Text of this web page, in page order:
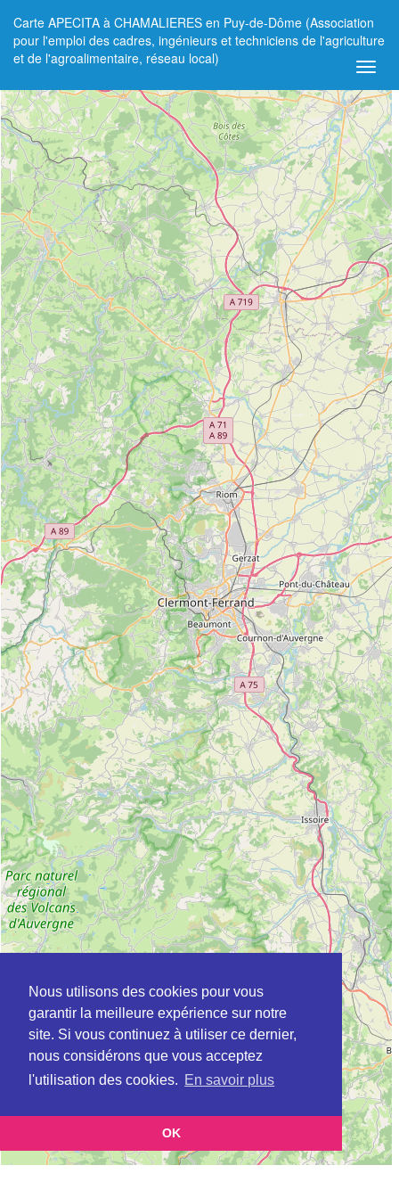
Nous utilisons des cookies pour vous
garantir la meilleure expérience sur notre
site. Si vous continuez à utiliser ce dernier,
nous considérons que vous acceptez
l'utilisation des cookies. En savoir plus
OK
Carte APECITA à CHAMALIERES en Puy-de-Dôme (Association
pour l'emploi des cadres, ingénieurs et techniciens de l'agriculture
et de l'agroalimentaire, réseau local)
+
−